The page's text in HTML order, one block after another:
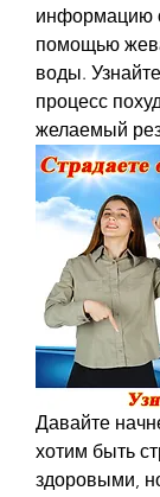
информацию
помощью
воды.
процесс
желаемый
Давайте
хотим быть
здоровыми,